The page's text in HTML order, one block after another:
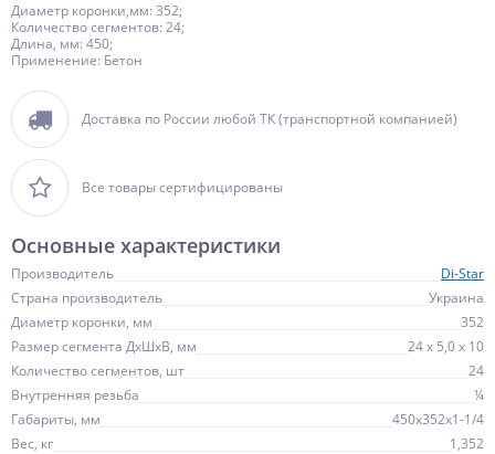
Диаметр коронки,мм: 352;
Количество сегментов: 24;
Длина, мм: 450;
Применение: Бетон
Доставка по России любой ТК (транспортной компанией)
Все товары сертифицированы
Основные характеристики
Производитель
Di-Star
Страна производитель
Украина
Диаметр коронки, мм
352
Размер сегмента ДхШхВ, мм
24 х 5,0 х 10
Количество сегментов, шт
24
Внутренняя резьба
¼
Габариты, мм
450х352х1-1/4
Вес, кг
1,352